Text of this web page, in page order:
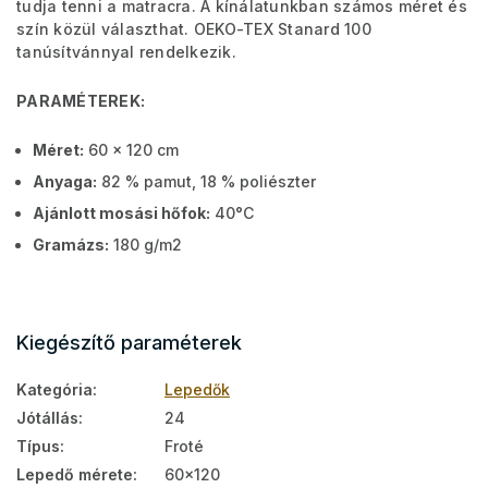
tudja tenni a matracra. A kínálatunkban számos méret és
szín közül választhat. OEKO-TEX Stanard 100
tanúsítvánnyal rendelkezik.
PARAMÉTEREK:
Méret: 60 x 120 cm
Anyaga: 82 % pamut, 18 % poliészter
Ajánlott mosási hőfok: 40°C
Gramázs: 180 g/m2
Kiegészítő paraméterek
Kategória:
Lepedők
Jótállás:
24
Típus:
Froté
Lepedő mérete: 60x120